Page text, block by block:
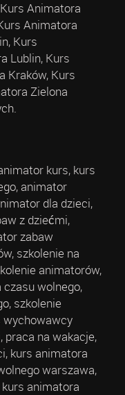
Animatora
Animatora
Kurs
Lublin, Kurs
Kraków, Kurs
Zielona
kurs, kurs
animator
dla dzieci,
z dziećmi,
zabaw
szkolenie na
animatorów,
wolnego,
szkolenie
wychowawcy
praca na wakacje,
kurs animatora
warszawa,
animatora